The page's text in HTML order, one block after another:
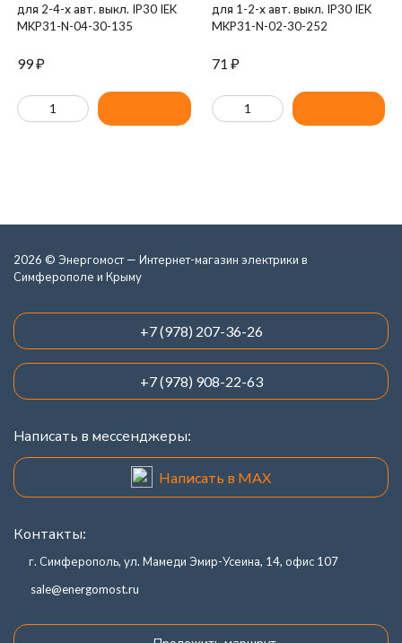
для 2-4-х авт. выкл. IP30 IEK
MKP31-N-04-30-135
99₽
для 1-2-х авт. выкл. IP30 IEK
MKP31-N-02-30-252
71 ₽
2026 © Энергомост — Интернет-магазин электрики в
Симферополе и Крыму
+7 (978) 207-36-26
+7 (978) 908-22-63
Написать в мессенджеры:
Написать в MAX
Контакты:
г. Симферополь, ул. Мамеди Эмир-Усеина, 14, офис 107
sale@energomost.ru